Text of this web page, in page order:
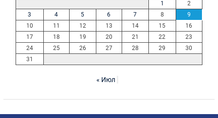
1
2
3
4 5 6 7 8
9
10
11 12 13 14 15
16
17
18 19 20 21 22
23
24
25 26 27 28 29
30
31
« Июл